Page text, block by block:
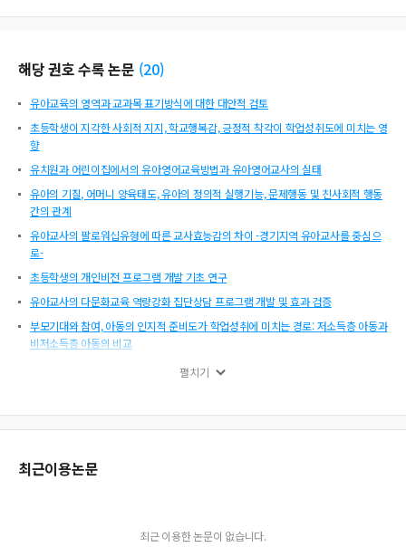
해당 권호 수록 논문 (20)
유아교육의 영역과 교과목 표기방식에 대한 대안적 검토
초등학생이 지각한 사회적 지지, 학교행복감, 긍정적 착각이 학업성취도에 미치는 영
향
유치원과 어린이집에서의 유아영어교육방법과 유아영어교사의 실태
유아의 기질, 어머니 양육태도, 유아의 정의적 실행기능, 문제행동 및 친사회적 행동
간의 관계
유아교사의 팔로워십유형에 따른 교사효능감의 차이 -경기지역 유아교사를 중심으
로-
초등학생의 개인비전 프로그램 개발 기초 연구
유아교사의 다문화교육 역량강화 집단상담 프로그램 개발 및 효과 검증
부모기대와 참여, 아동의 인지적 준비도가 학업성취에 미치는 경로: 저소득층 아동과
비저소득층 아동의 비교
농촌 초등학교 아동들의 우정과 갈등 경험 연구
초등학생의 정서와 학습관련 심리적 특성의 관계
펼치기
최근이용논문
최근 이용한 논문이 없습니다.